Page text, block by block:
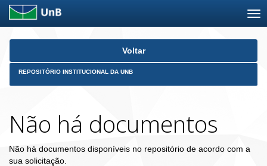
Skip
Voltar
REPOSITÓRIO INSTITUCIONAL DA UNB
Não há documentos
Não há documentos disponíveis no repositório de acordo com a
sua solicitação.